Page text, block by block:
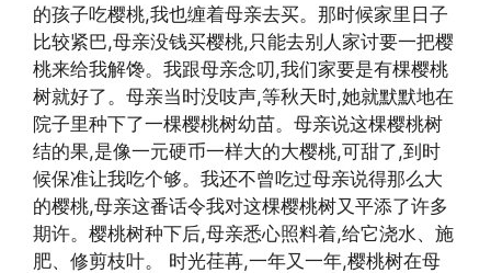
的孩子吃樱桃,我也缠着母亲去买。那时候家里日子
比较紧巴,母亲没钱买樱桃,只能去别人家讨要一把樱
桃来给我解馋。我跟母亲念叨,我们家要是有棵樱桃
树就好了。母亲当时没吱声,等秋天时,她就默默地在
院子里种下了一棵樱桃树幼苗。母亲说这棵樱桃树
结的果,是像一元硬币一样大的大樱桃,可甜了,到时
候保准让我吃个够。我还不曾吃过母亲说得那么大
的樱桃,母亲这番话令我对这棵樱桃树又平添了许多
期许。樱桃树种下后,母亲悉心照料着,给它浇水、施
肥、修剪枝叶。 时光荏苒,一年又一年,樱桃树在母